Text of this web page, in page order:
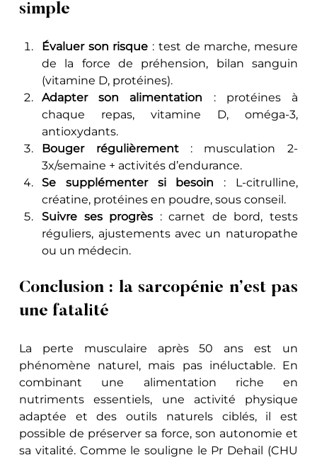
simple
Évaluer son risque : test de marche, mesure
de la force de préhension, bilan sanguin
(vitamine D, protéines).
Adapter son alimentation : protéines à
chaque repas, vitamine D, oméga-3,
antioxydants.
Bouger régulièrement : musculation 2-
3x/semaine + activités d’endurance.
Se supplémenter si besoin : L-citrulline,
créatine, protéines en poudre, sous conseil.
Suivre ses progrès : carnet de bord, tests
réguliers, ajustements avec un naturopathe
ou un médecin.
Conclusion : la sarcopénie n’est pas
une fatalité
La perte musculaire après 50 ans est un
phénomène naturel, mais pas inéluctable. En
combinant une alimentation riche en
nutriments essentiels, une activité physique
adaptée et des outils naturels ciblés, il est
possible de préserver sa force, son autonomie et
sa vitalité. Comme le souligne le Pr Dehail (CHU